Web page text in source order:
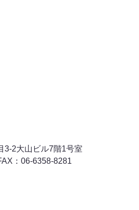
3-2大山ビル7階1号室
：06-6358-8281